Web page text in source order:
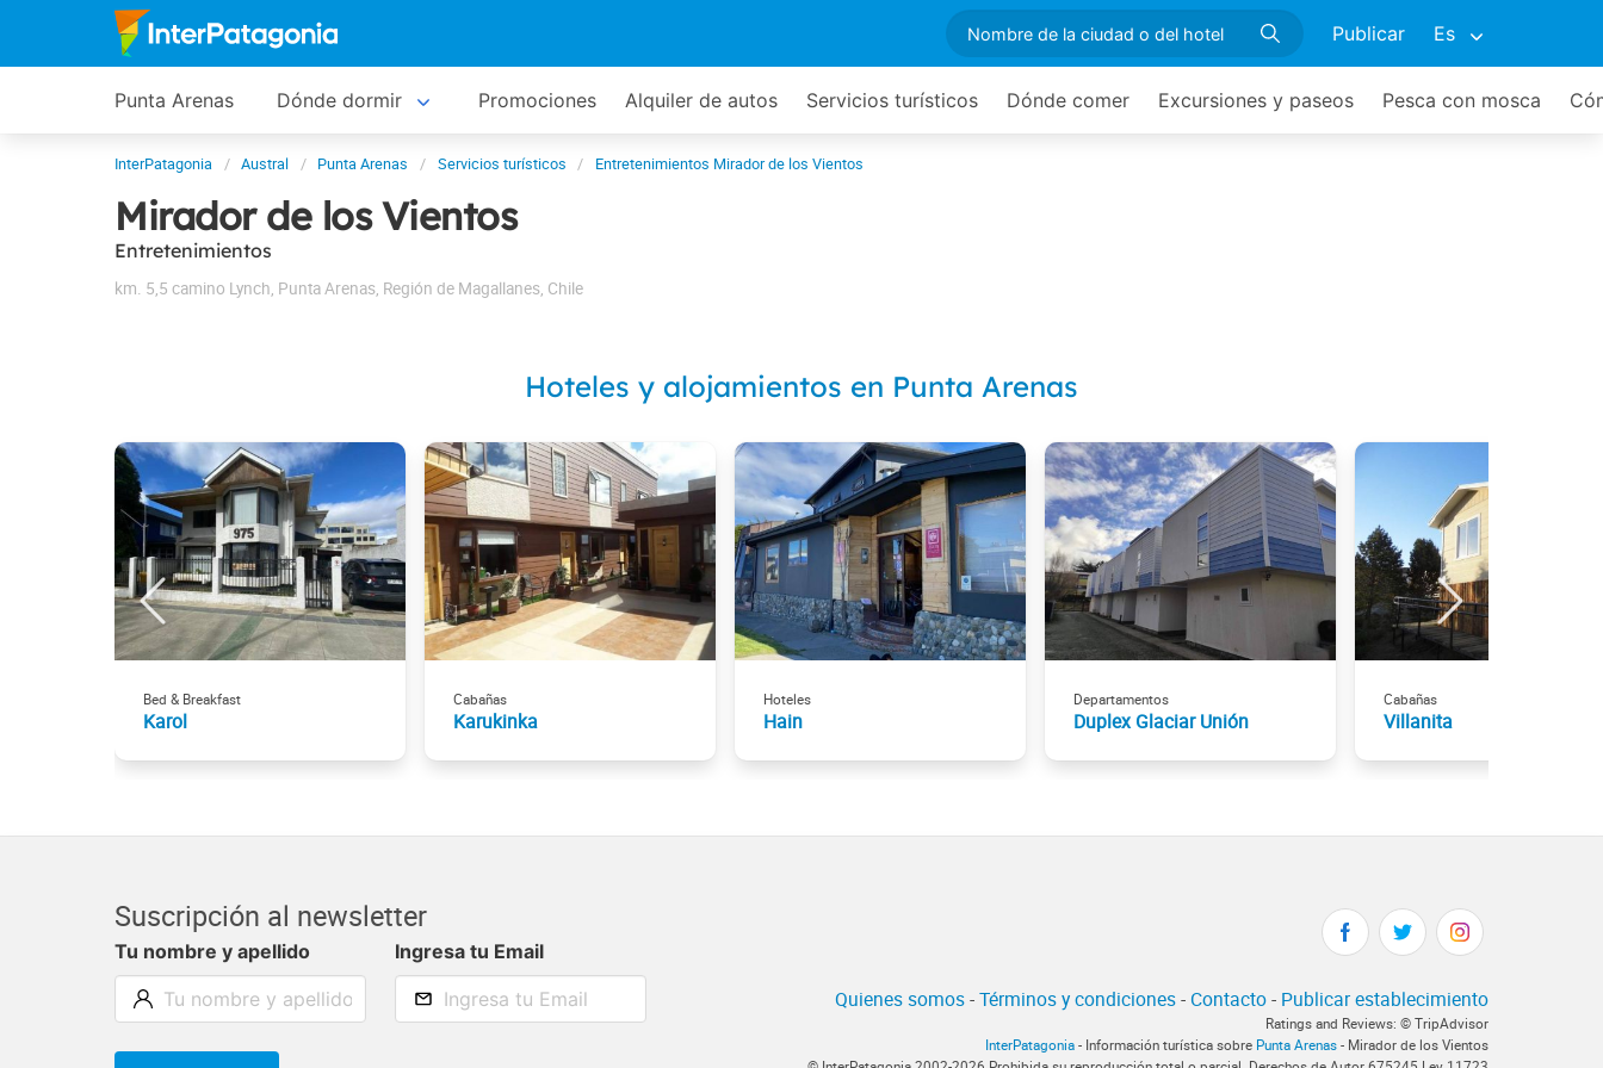
Publicar Es
Punta Arenas Dónde dormir Promociones Alquiler de autos Servicios turísticos Dónde comer Excursiones y paseos Pesca con mosca
InterPatagonia Austral Punta Arenas Servicios turísticos Entretenimientos Mirador de los Vientos
Mirador de los Vientos
Entretenimientos
km. 5,5 camino Lynch Punta Arenas Región de Magallanes Chile
Hoteles y alojamientos en Punta Arenas
Bed & Breakfast
Karol
Cabañas
Karukinka
Hoteles
Hain
Departamentos
Duplex Glaciar Unión
Cabañas
Villanita
Suscripción al newsletter
Tu nombre y apellido Ingresa tu Email
Quienes somos-Términos y condiciones- Contacto- Publicar establecimiento
Ratings and Reviews: © TripAdvisor
InterPatagonia - Información turística sobre Punta Arenas - Mirador de los Vientos